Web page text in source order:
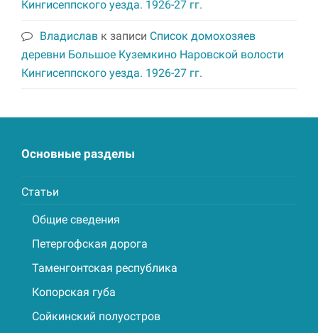
Кингисеппского уезда. 1926-27 гг.
Владислав к записи Список домохозяев
деревни Большое Куземкино Наровской волости
Кингисеппского уезда. 1926-27 гг.
Основные разделы
Статьи
Общие сведения
Петергофская дорога
Таменгонтская республика
Копорская губа
Сойкинский полуостров